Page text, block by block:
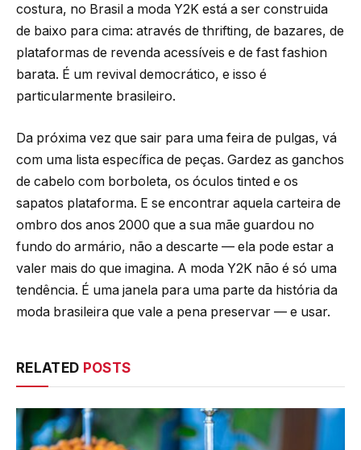
costura, no Brasil a moda Y2K está a ser construida
de baixo para cima: através de thrifting, de bazares, de
plataformas de revenda acessíveis e de fast fashion
barata. É um revival democrático, e isso é
particularmente brasileiro.
Da próxima vez que sair para uma feira de pulgas, vá
com uma lista específica de peças. Gardez as ganchos
de cabelo com borboleta, os óculos tinted e os
sapatos plataforma. E se encontrar aquela carteira de
ombro dos anos 2000 que a sua mãe guardou no
fundo do armário, não a descarte — ela pode estar a
valer mais do que imagina. A moda Y2K não é só uma
tendência. É uma janela para uma parte da história da
moda brasileira que vale a pena preservar — e usar.
RELATED POSTS